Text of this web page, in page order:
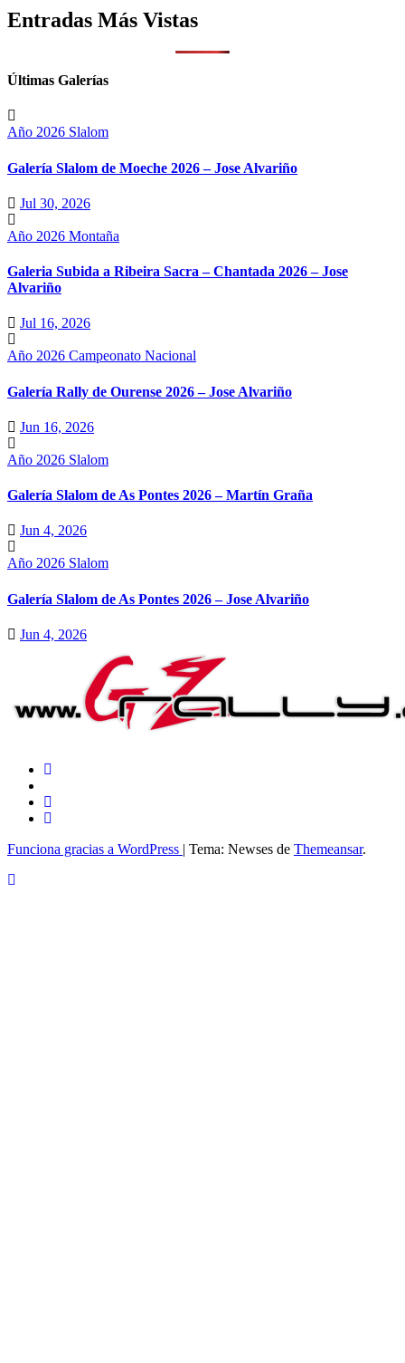
Entradas Más Vistas
Últimas Galerías
Año 2026 Slalom
Galería Slalom de Moeche 2026 – Jose Alvariño
Jul 30, 2026
Año 2026 Montaña
Galeria Subida a Ribeira Sacra – Chantada 2026 – Jose
Alvariño
Jul 16, 2026
Año 2026 Campeonato Nacional
Galería Rally de Ourense 2026 – Jose Alvariño
Jun 16, 2026
Año 2026 Slalom
Galería Slalom de As Pontes 2026 – Martín Graña
Jun 4, 2026
Año 2026 Slalom
Galería Slalom de As Pontes 2026 – Jose Alvariño
Jun 4, 2026
Funciona gracias a WordPress | Tema: Newses de Themeansar.